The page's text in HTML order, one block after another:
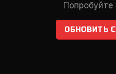
Попробуйте
ОБНОВИТЬ